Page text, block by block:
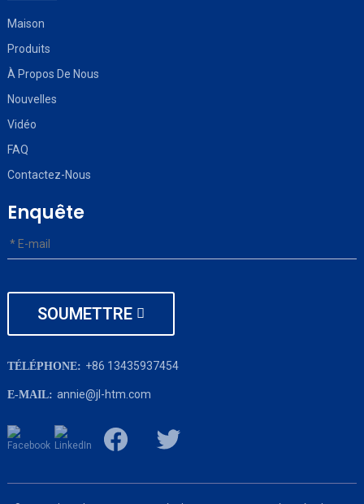
Maison
Produits
À Propos De Nous
Nouvelles
Vidéo
FAQ
Contactez-Nous
Enquête
SOUMETTRE
TÉLÉPHONE: +86 13435937454
E-MAIL: annie@jl-htm.com